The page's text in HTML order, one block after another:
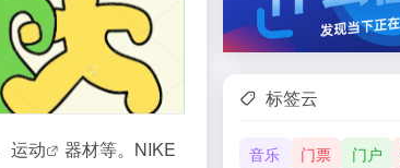
运动
器材等。NIKE
标签云
音乐 门票 门户